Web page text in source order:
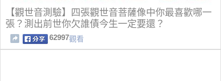
【觀世音測驗】四張觀世音菩薩像中你最喜歡哪一
張？測出前世你欠誰債今生一定要還？
62997觀看